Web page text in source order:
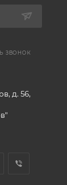
ЗВОНОК
д. 56,